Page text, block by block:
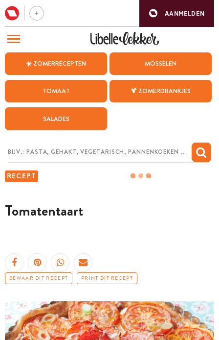
AANMELDEN
☀️ ZOMERRECEPTEN MOSSELEN
TOMAAT 🍹 ZOMERDRANKJES
SALADES
RECEPT
Tomatentaart
BEWAAR DIT RECEPT PRINT DIT RECEPT
BEZOEK ONZE ANDERE WEBSITES
WEEKMENU
CHAT MET MAIA
MIJN BEWAARDE RECEPTEN